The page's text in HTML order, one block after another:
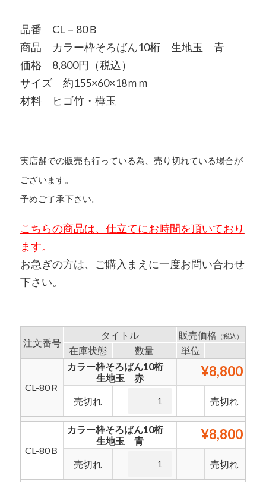
品番 CL－80Ｂ
商品 カラー枠そろばん10桁 生地玉 青
価格 8,800円（税込）
サイズ 約155×60×18ｍｍ
材料 ヒゴ竹・樺玉
実店舗での販売も行っている為、売り切れている場合が
ございます。
予めご了承下さい。
こちらの商品は、仕立てにお時間を頂いており
ます。
お急ぎの方は、ご購入まえに一度お問い合わせ
下さい。
注文番号
タイトル 販売価格 （税込）
在庫状態 数量 単位
CL-80Ｒ
カラー枠そろばん10桁
生地玉 赤
¥8,800
売切れ 売切れ
CL-80Ｂ
カラー枠そろばん10桁
生地玉 青
¥8,800
売切れ 売切れ